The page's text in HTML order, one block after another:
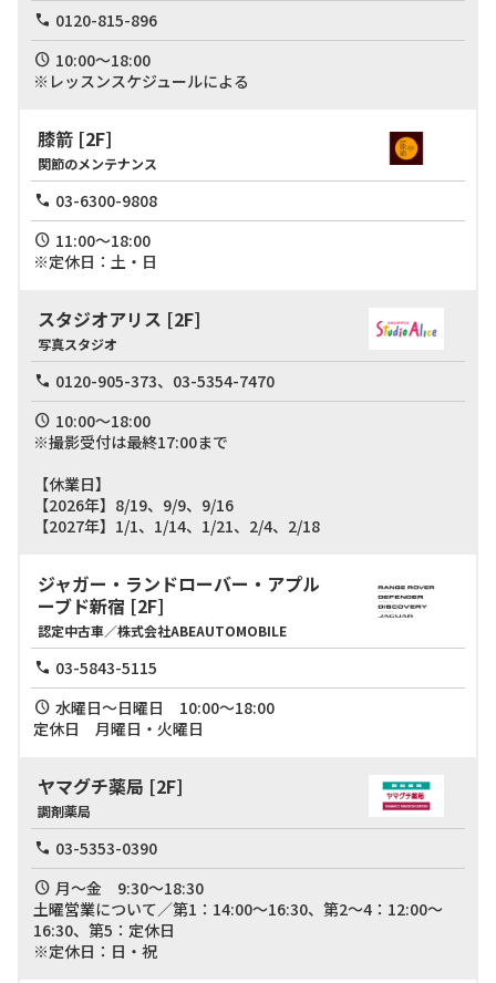
0120-815-896
10:00～18:00
※レッスンスケジュールによる
膝箭 [2F]
関節のメンテナンス
03-6300-9808
11:00～18:00
※定休日：土・日
スタジオアリス [2F]
写真スタジオ
0120-905-373、03-5354-7470
10:00～18:00
※撮影受付は最終17:00まで
【休業日】
【2026年】8/19、9/9、9/16
【2027年】1/1、1/14、1/21、2/4、2/18
ジャガー・ランドローバー・アプル
ーブド新宿 [2F]
認定中古車／株式会社ABEAUTOMOBILE
03-5843-5115
水曜日～日曜日　10:00～18:00
定休日　月曜日・火曜日
ヤマグチ薬局 [2F]
調剤薬局
03-5353-0390
月～金　9:30～18:30
土曜営業について／第1：14:00～16:30、第2～4：12:00～
16:30、第5：定休日
※定休日：日・祝